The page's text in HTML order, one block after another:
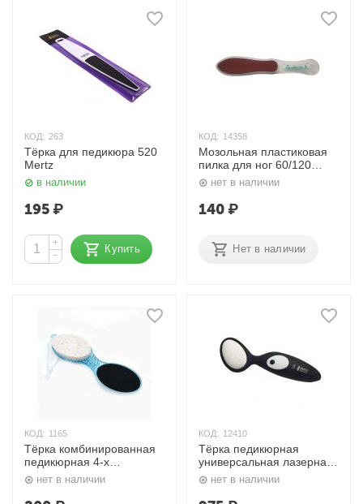
КОД: 263
Тёрка для педикюра 520
Mertz
в наличии
195₽
+
−
Купить
КОД: 14358
Мозольная пластиковая
пилка для ног 60/120
Camillen 60
нет в наличии
140₽
Нет в наличии
КОД: 1165
Тёрка комбинированная
педикюрная 4-х
сторонняя 604 Mertz
нет в наличии
КОД: 12410
Тёрка педикюрная
универсальная лазерная
A720 Mertz
нет в наличии